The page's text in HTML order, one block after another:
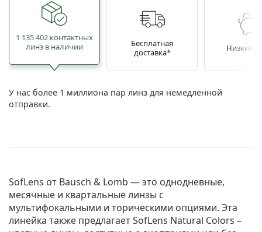
1 135 402 контактных
линз в наличии
Бесплатная
доставка*
Низкие
У нас более 1 миллиона пар линз для немедленной
отправки.
SofLens от Bausch & Lomb — это однодневные,
месячные и квартальные линзы с
мультифокальными и торическими опциями. Эта
линейка также предлагает SofLens Natural Colors –